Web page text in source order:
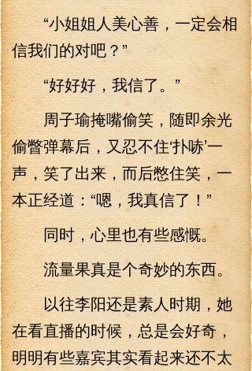
“小姐姐人美心善，一定会相
信我们的对吧？”
“好好好，我信了。”
周子瑜掩嘴偷笑，随即余光
偷瞥弹幕后，又忍不住‘扑哧’一
声，笑了出来，而后憋住笑，一
本正经道：“嗯，我真信了！”
同时，心里也有些感慨。
流量果真是个奇妙的东西。
以往李阳还是素人时期，她
在看直播的时候，总是会好奇，
明明有些嘉宾其实看起来还不太